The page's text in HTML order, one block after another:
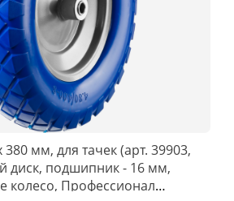
мм, для тачек (арт. 39903,
диск, подшипник - 16 мм,
колесо, Профессионал